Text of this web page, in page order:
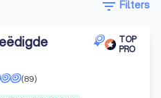
filter_list Filters
TOP
PRO
(89)